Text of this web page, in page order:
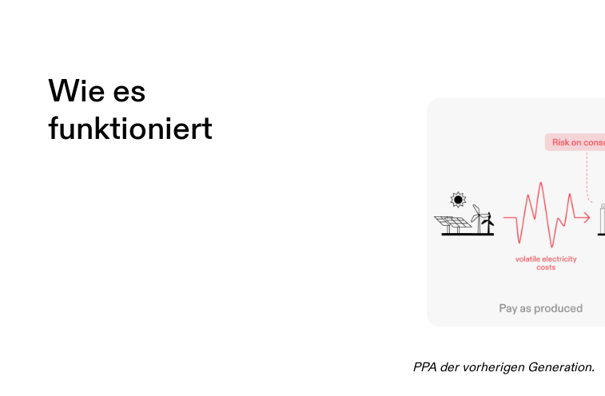
Wie es
funktioniert
PPA der vorherigen Generation.